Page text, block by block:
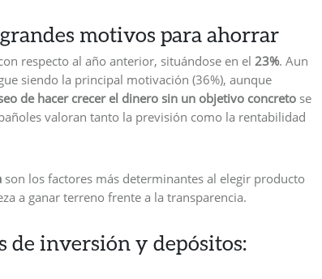
motivos para ahorrar
respecto al año anterior, situándose en el23%. Aun
siendo la principal motivación (36%), aunque
de hacer crecer el dinero sin un objetivo concreto se
valoran tanto la previsión como la rentabilidad
son los factores más determinantes al elegir producto
a ganar terreno frente a la transparencia.
de inversión y depósitos: